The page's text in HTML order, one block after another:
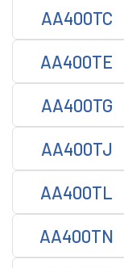
AA400TC
AA400TE
AA400TG
AA400TJ
AA400TL
AA400TN